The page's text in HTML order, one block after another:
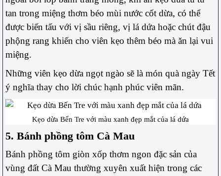
tan trong miệng thơm béo mùi nước cốt dừa, có thể
được biến tấu với vị sầu riêng, vị lá dứa hoặc chút đậu
phộng rang khiến cho viên kẹo thêm béo mà ăn lại vui
miệng.
Những viên kẹo dừa ngọt ngào sẽ là món quà ngày Tết
ý nghĩa thay cho lời chúc hạnh phúc viên mãn.
Kẹo dừa Bến Tre với màu xanh đẹp mắt của lá dứa
5. Bánh phồng tôm Cà Mau
Bánh phồng tôm giòn xốp thơm ngon đặc sản của
vùng đất Cà Mau thường xuyên xuất hiện trong các